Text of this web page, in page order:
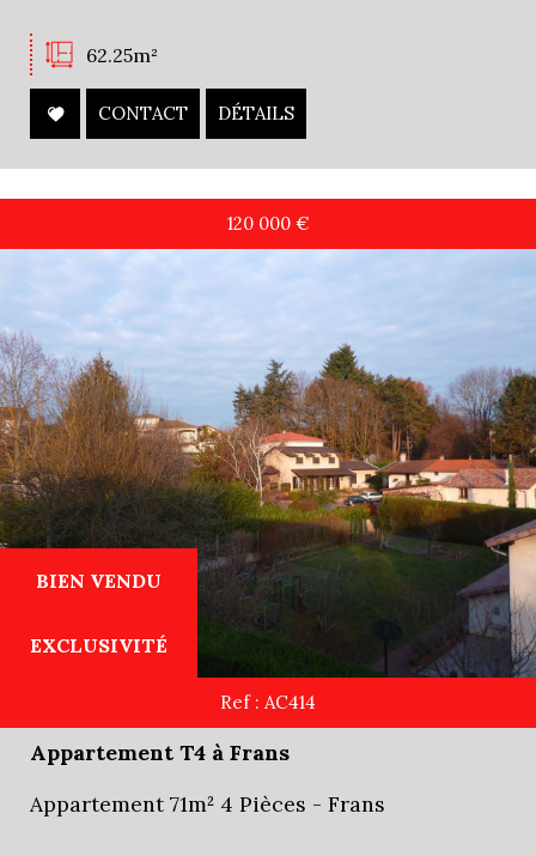
62.25m²
CONTACT DÉTAILS
BIEN VENDU
EXCLUSIVITÉ
120 000 €
Ref : AC414
Appartement T4 à Frans
Appartement 71m² 4 Pièces - Frans